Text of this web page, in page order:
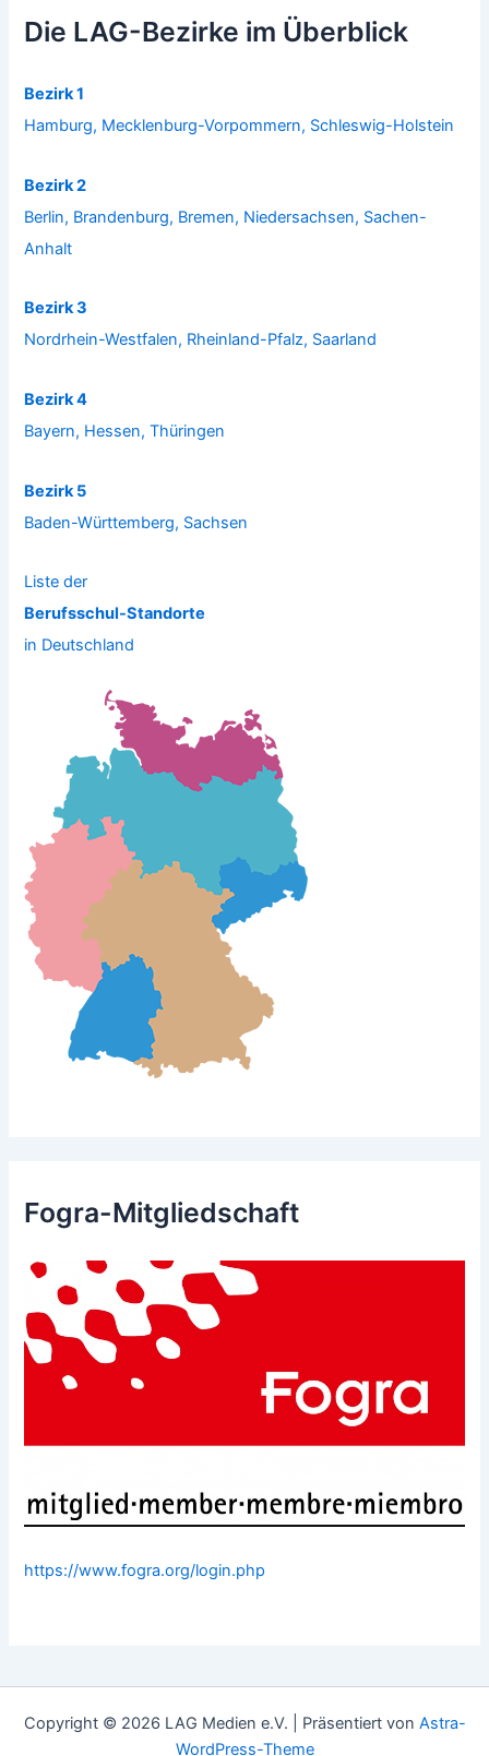
Die LAG-Bezirke im Überblick
Bezirk 1
Hamburg, Mecklenburg-Vorpommern, Schleswig-Holstein
Bezirk 2
Berlin, Brandenburg, Bremen, Niedersachsen, Sachen-
Anhalt
Bezirk 3
Nordrhein-Westfalen, Rheinland-Pfalz, Saarland
Bezirk 4
Bayern, Hessen, Thüringen
Bezirk 5
Baden-Württemberg, Sachsen
Liste der
Berufsschul-Standorte
in Deutschland
Fogra-Mitgliedschaft
https://www.fogra.org/login.php
Copyright © 2026 LAG Medien e.V. | Präsentiert von Astra-
WordPress-Theme